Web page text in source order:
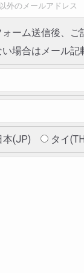
ォーム送信後、
い場合はメール
本(JP) タイ